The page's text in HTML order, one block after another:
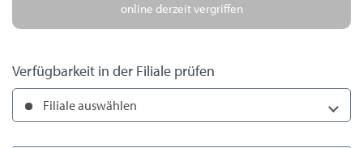
online derzeit vergriffen
Verfügbarkeit in der Filiale prüfen
Filiale auswählen